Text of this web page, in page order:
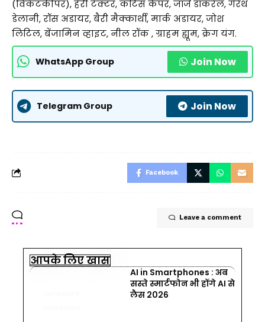
(विकेटकीपर), हैरी टेक्टर, कर्टिस कैंपर, जॉर्ज डॉकरेल, गैरेथ
डेलानी, रॉस अडायर, बैरी मैक्कार्थी, मार्क अडायर, जोश
लिटिल, ​​बेंजामिन व्हाइट, नील रॉक , ग्राहम ह्यूम, क्रेग यंग.
WhatsApp Group Join Now
Telegram Group Join Now
Facebook
Leave a comment
आपके लिए खास
AI in Smartphones : अब
सस्ते स्मार्टफोन भी होंगे AI से
लैस 2026